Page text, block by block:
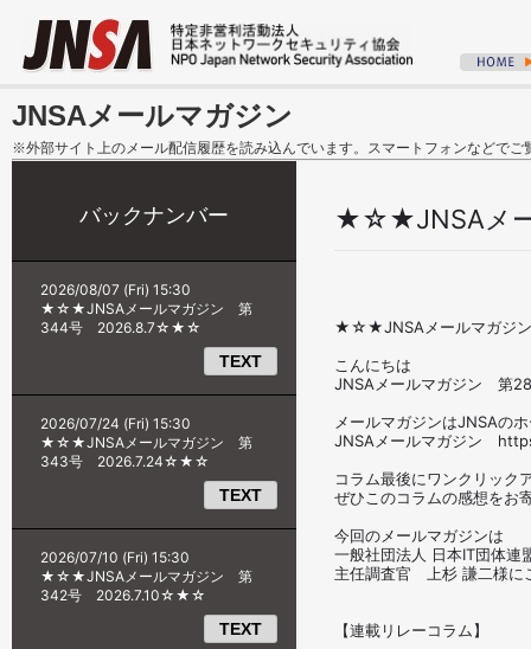
JNSAメールマガジン
※外部サイト上のメール配信履歴を読み込んでいます。スマートフォンなどで